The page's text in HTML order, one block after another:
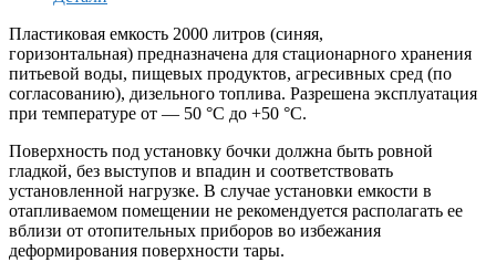
Пластиковая емкость 2000 литров (синяя,
горизонтальная) предназначена для стационарного хранения
питьевой воды, пищевых продуктов, агресивных сред (по
согласованию), дизельного топлива. Разрешена эксплуатация
при температуре от — 50 °С до +50 °С.
Поверхность под установку бочки должна быть ровной
гладкой, без выступов и впадин и соответствовать
установленной нагрузке. В случае установки емкости в
отапливаемом помещении не рекомендуется располагать ее
вблизи от отопительных приборов во избежания
деформирования поверхности тары.